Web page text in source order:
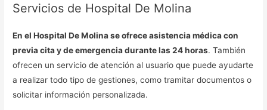
Servicios de Hospital De Molina
En el Hospital De Molina se ofrece asistencia médica con
previa cita y de emergencia durante las 24 horas. También
ofrecen un servicio de atención al usuario que puede ayudarte
a realizar todo tipo de gestiones, como tramitar documentos o
solicitar información personalizada.